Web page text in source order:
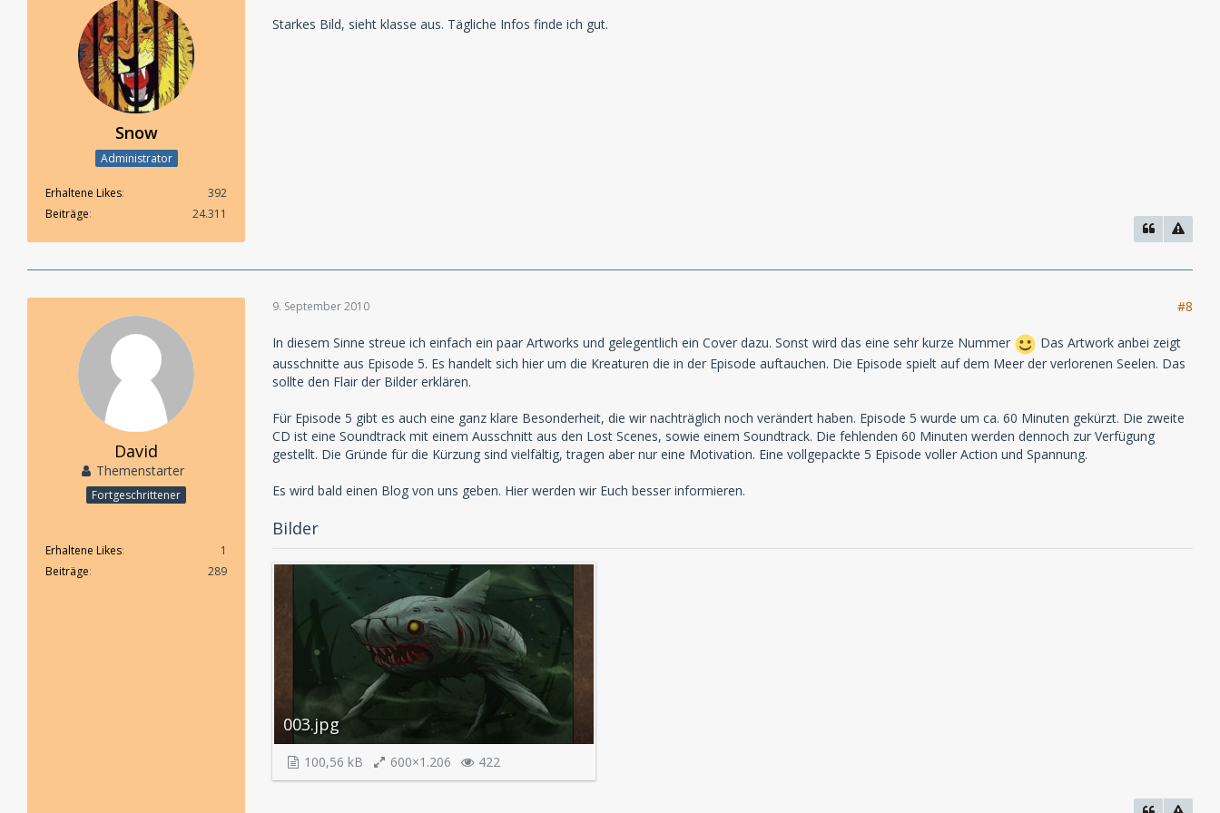
Snow
Administrator
Erhaltene Likes
392
Beiträge
24.311
Starkes Bild, sieht klasse aus. Tägliche Infos finde ich gut.
David
Themenstarter
Fortgeschrittener
Erhaltene Likes
1
Beiträge
289
9. September 2010 #8
In diesem Sinne streue ich einfach ein paar Artworks und gelegentlich ein Cover dazu. Sonst wird das eine sehr kurze Nummer
Das Artwork anbei zeigt
ausschnitte aus Episode 5. Es handelt sich hier um die Kreaturen die in der Episode auftauchen. Die Episode spielt auf dem Meer der verlorenen Seelen. Das
sollte den Flair der Bilder erklären.
Für Episode 5 gibt es auch eine ganz klare Besonderheit, die wir nachträglich noch verändert haben. Episode 5 wurde um ca. 60 Minuten gekürzt. Die zweite
CD ist eine Soundtrack mit einem Ausschnitt aus den Lost Scenes, sowie einem Soundtrack. Die fehlenden 60 Minuten werden dennoch zur Verfügung
gestellt. Die Gründe für die Kürzung sind vielfältig, tragen aber nur eine Motivation. Eine vollgepackte 5 Episode voller Action und Spannung.
Es wird bald einen Blog von uns geben. Hier werden wir Euch besser informieren.
Bilder
003.jpg
100,56 kB 600×1.206 422